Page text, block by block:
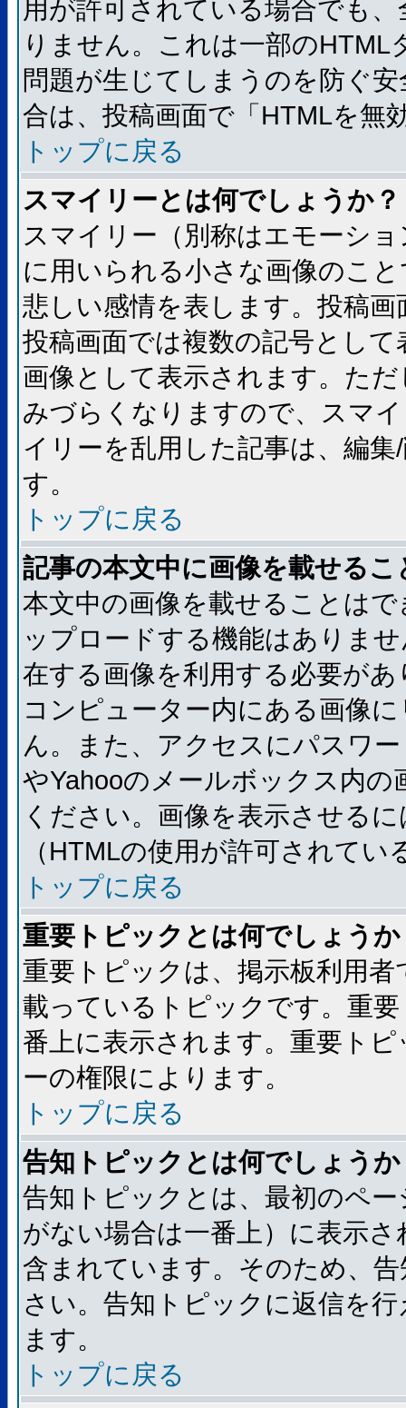
用が許可されている場合でも
りません。これは一部の
問題が生じてしまうのを防ぐ
合は、投稿画面で「HTMLを無
トップに戻る
スマイリーとは何でしょうか？
スマイリー（別称はエモーシ
に用いられる小さな画像のこ
悲しい感情を表します。投稿
投稿画面では複数の記号とし
画像として表示されます。た
みづらくなりますので、スマ
イリーを乱用した記事は、編
す。
トップに戻る
記事の本文中に画像を載せる
本文中の画像を載せることは
ップロードする機能はありま
在する画像を利用する必要が
コンピューター内にある画像
ん。また、アクセスにパスワ
やYahooのメールボックス内
ください。画像を表示させる
（HTMLの使用が許可されて
トップに戻る
重要トピックとは何でしょうか
重要トピックは、掲示板利用
載っているトピックです。重
番上に表示されます。重要ト
ーの権限によります。
トップに戻る
告知トピックとは何でしょうか
告知トピックとは、最初のペ
がない場合は一番上）に表示
含まれています。そのため、
さい。告知トピックに返信を
ます。
トップに戻る